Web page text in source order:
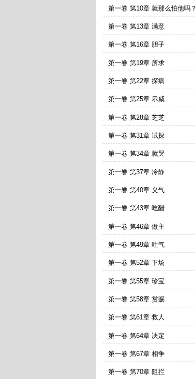
第一卷 第10章 就那么怕他吗？
第一卷 第13章 满意
第一卷 第16章 胆子
第一卷 第19章 所求
第一卷 第22章 探病
第一卷 第25章 示威
第一卷 第28章 芝芝
第一卷 第31章 试探
第一卷 第34章 就哭
第一卷 第37章 冷静
第一卷 第40章 义气
第一卷 第43章 吃醋
第一卷 第46章 做主
第一卷 第49章 吐气
第一卷 第52章 下场
第一卷 第55章 珍宝
第一卷 第58章 赏赐
第一卷 第61章 救人
第一卷 第64章 决定
第一卷 第67章 相争
第一卷 第70章 阻拦